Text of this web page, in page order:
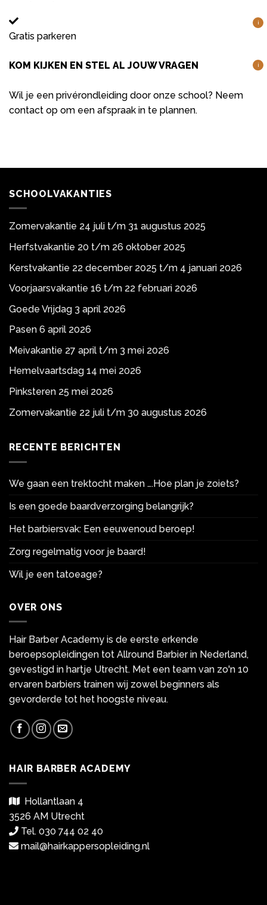
i
Gratis parkeren
i
KOM KIJKEN EN STEL AL JOUW VRAGEN
Wil je een privérondleiding door onze school? Neem
contact op om een afspraak in te plannen.
SCHOOLVAKANTIES
Zomervakantie 24 juli t/m 31 augustus 2025
Herfstvakantie 20 t/m 26 oktober 2025
Kerstvakantie 22 december 2025 t/m 4 januari 2026
Voorjaarsvakantie 16 t/m 22 februari 2026
Goede Vrijdag 3 april 2026
Pasen 6 april 2026
Meivakantie 27 april t/m 3 mei 2026
Hemelvaartsdag 14 mei 2026
Pinksteren 25 mei 2026
Zomervakantie 22 juli t/m 30 augustus 2026
RECENTE BERICHTEN
We gaan een trektocht maken ….Hoe plan je zoiets?
Is een goede baardverzorging belangrijk?
Het barbiersvak: Een eeuwenoud beroep!
Zorg regelmatig voor je baard!
Wil je een tatoeage?
OVER ONS
Hair Barber Academy is de eerste erkende
beroepsopleidingen tot Allround Barbier in Nederland,
gevestigd in hartje Utrecht. Met een team van zo'n 10
ervaren barbiers trainen wij zowel beginners als
gevorderde tot het hoogste niveau.
HAIR BARBER ACADEMY
Hollantlaan 4
3526 AM Utrecht
Tel. 030 744 02 40
mail@hairkappersopleiding.nl